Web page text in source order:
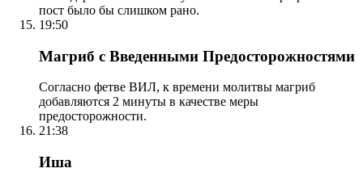
пост было бы слишком рано.
19:50
Магриб с Введенными Предосторожностями
Согласно фетве ВИЛ, к времени молитвы магриб
добавляются 2 минуты в качестве меры
предосторожности.
21:38
Иша